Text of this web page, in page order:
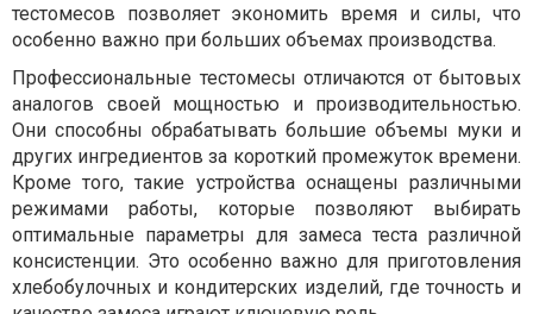
тестомесов позволяет экономить время и силы, что
особенно важно при больших объемах производства.
Профессиональные тестомесы отличаются от бытовых
аналогов своей мощностью и производительностью.
Они способны обрабатывать большие объемы муки и
других ингредиентов за короткий промежуток времени.
Кроме того, такие устройства оснащены различными
режимами работы, которые позволяют выбирать
оптимальные параметры для замеса теста различной
консистенции. Это особенно важно для приготовления
хлебобулочных и кондитерских изделий, где точность и